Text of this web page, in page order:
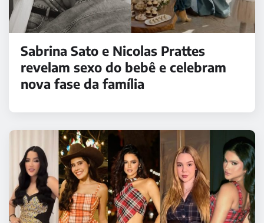
Sabrina Sato e Nicolas Prattes
revelam sexo do bebê e celebram
nova fase da família